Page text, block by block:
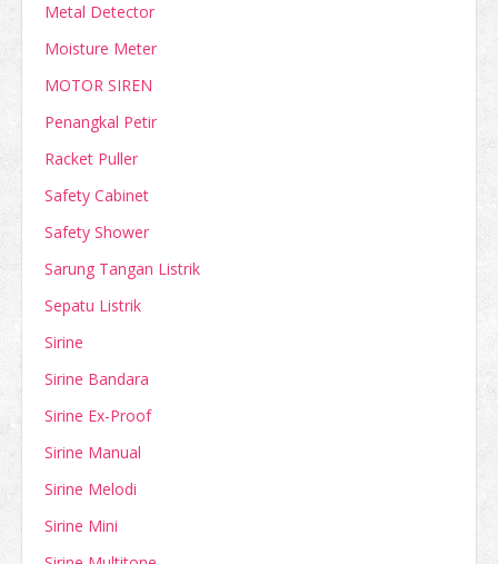
Metal Detector
Moisture Meter
MOTOR SIREN
Penangkal Petir
Racket Puller
Safety Cabinet
Safety Shower
Sarung Tangan Listrik
Sepatu Listrik
Sirine
Sirine Bandara
Sirine Ex-Proof
Sirine Manual
Sirine Melodi
Sirine Mini